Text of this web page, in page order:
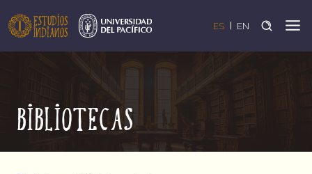
ES EN
Bibliotecas